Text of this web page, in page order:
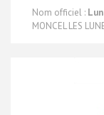
Nom officiel :
MONCEL LES